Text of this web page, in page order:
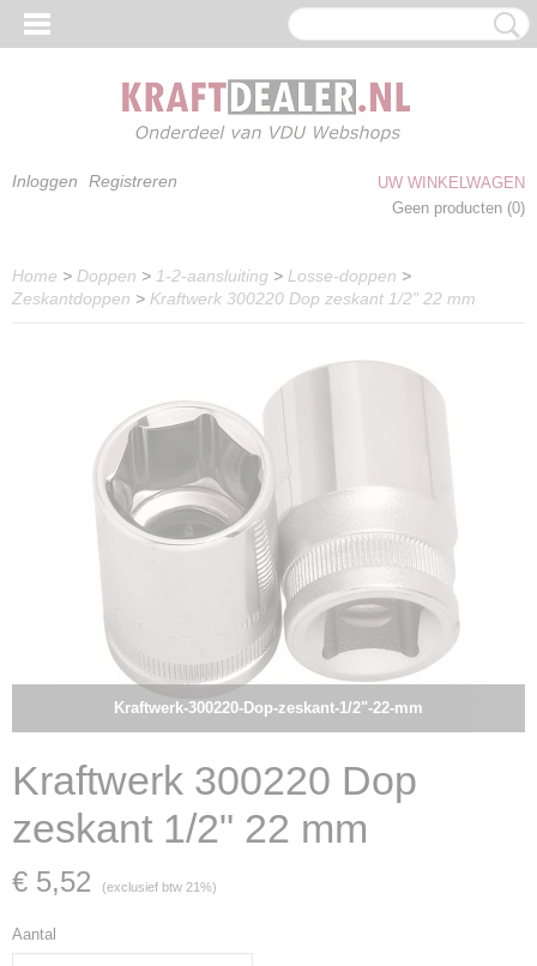
Inloggen Registreren
UW WINKELWAGEN
Geen producten (0)
Home > Doppen > 1-2-aansluiting > Losse-doppen >
Zeskantdoppen > Kraftwerk 300220 Dop zeskant 1/2" 22 mm
Kraftwerk-300220-Dop-zeskant-1/2"-22-mm
Kraftwerk 300220 Dop
zeskant 1/2" 22 mm
€ 5,52 (exclusief btw 21%)
Aantal